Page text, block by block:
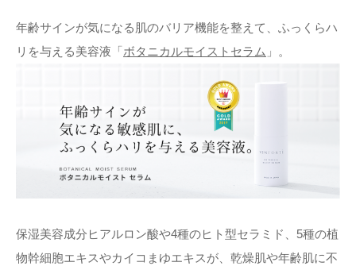
年齢サインが気になる肌のバリア機能を整えて、ふっくらハ
リを与える美容液「ボタニカルモイストセラム 」。
保湿美容成分ヒアルロン酸や4種のヒト型セラミド、5種の植
物幹細胞エキスやカイコまゆエキスが、乾燥肌や年齢肌に不